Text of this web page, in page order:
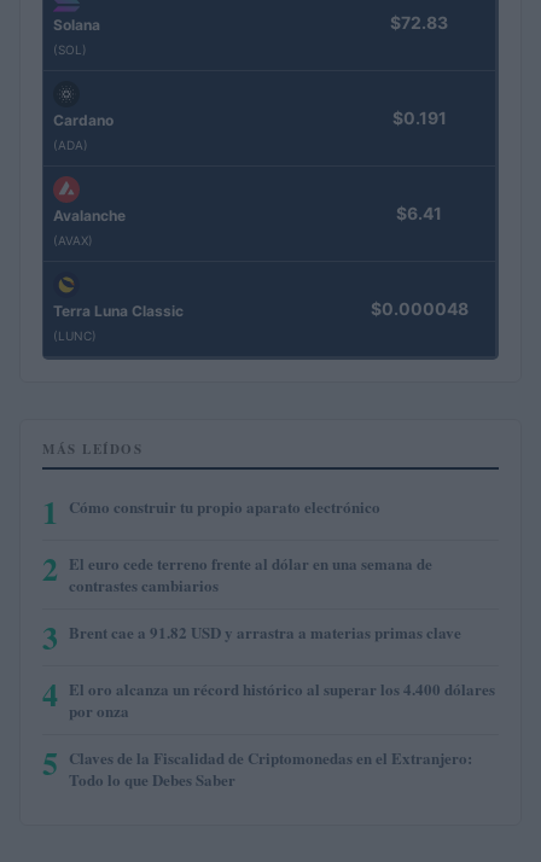
Solana
(SOL)
$72.83
Cardano
(ADA)
$0.191
Avalanche
(AVAX)
$6.41
Terra Luna Classic
(LUNC)
$0.000048
MÁS LEÍDOS
1 Cómo construir tu propio aparato electrónico
2 El euro cede terreno frente al dólar en una semana de
contrastes cambiarios
3 Brent cae a 91.82 USD y arrastra a materias primas clave
4 El oro alcanza un récord histórico al superar los 4.400 dólares
por onza
5 Claves de la Fiscalidad de Criptomonedas en el Extranjero:
Todo lo que Debes Saber